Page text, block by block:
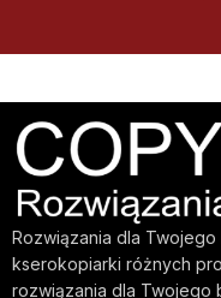
Rozwiązania dla
kserokopiarki różnych
rozwiązania dla Twojego